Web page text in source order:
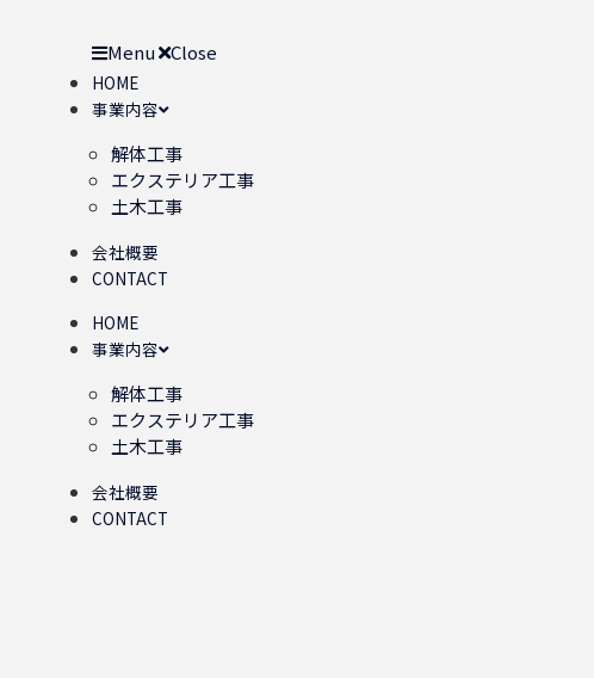
Menu Close
HOME
事業内容
解体工事
エクステリア工事
土木工事
会社概要
CONTACT
HOME
事業内容
解体工事
エクステリア工事
土木工事
会社概要
CONTACT